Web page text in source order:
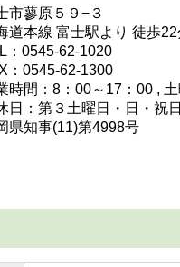
市蓼原５９−３
道本線 富士駅より 徒歩22
：0545-62-1020
：0545-62-1300
時間：8：00～17：00 ,
日：第３土曜日・日・祝日
県知事(11)第4998号